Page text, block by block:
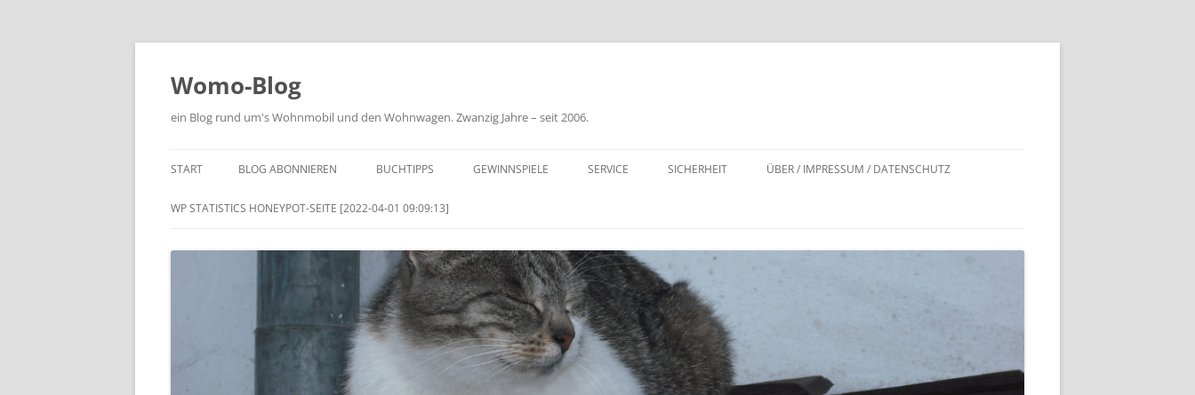
Zum
Womo-Blog
ein Blog rund um's Wohnmobil und den Wohnwagen. Zwanzig Jahre – seit 2006.
START BLOG ABONNIEREN BUCHTIPPS GEWINNSPIELE SERVICE SICHERHEIT ÜBER / IMPRESSUM / DATENSCHUTZ
WP STATISTICS HONEYPOT-SEITE [2022-04-01 09:09:13]